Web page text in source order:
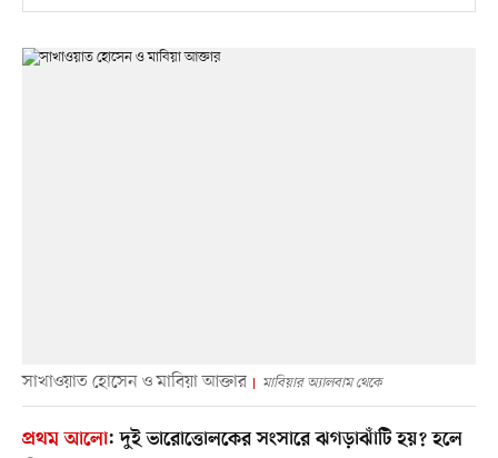
সাখাওয়াত হোসেন ও মাবিয়া আক্তার মাবিয়ার অ্যালবাম থেকে
প্রথম আলো:দুই ভারোত্তোলকের সংসারে ঝগড়াঝাঁটি হয়? হলে